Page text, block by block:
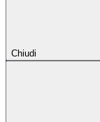
Chiudi